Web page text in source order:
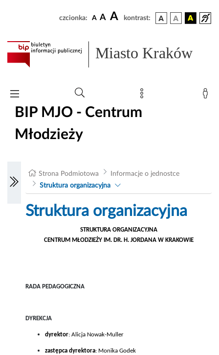
czcionka: A A A kontrast:
Miasto Kraków
BIP MJO - Centrum
Młodzieży
Strona Podmiotowa
Informacje o jednostce
Struktura organizacyjna
Struktura organizacyjna
STRUKTURA ORGANIZACYJNA
CENTRUM MŁODZIEŻY IM. DR. H. JORDANA W KRAKOWIE
RADA PEDAGOGICZNA
DYREKCJA
dyrektor: Alicja Nowak-Muller
zastępca dyrektora: Monika Godek